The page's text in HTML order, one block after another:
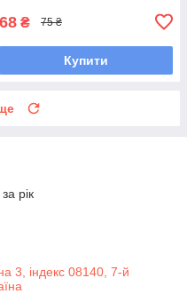
68 ₴ 75 ₴
Купити
рік
3, індекс 08140, 7-й